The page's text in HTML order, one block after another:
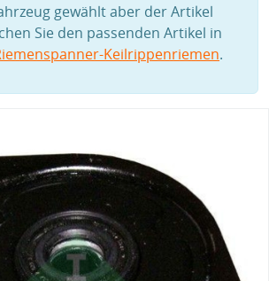
gewählt aber der Artikel
Sie den passenden Artikel in
Keilrippenriemen.